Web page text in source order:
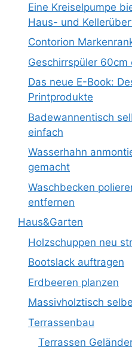
Eine Kreiselpumpe
Haus- und
Contorion
Geschirrspüler 60cm
Das neue E-Book:
Printprodukte
Badewannentisch
einfach
Wasserhahn
gemacht
Waschbecken
entfernen
Haus&Garten
Holzschuppen neu
Bootslack auftragen
Erdbeeren planzen
Massivholztisch
Terrassenbau
Terrassen